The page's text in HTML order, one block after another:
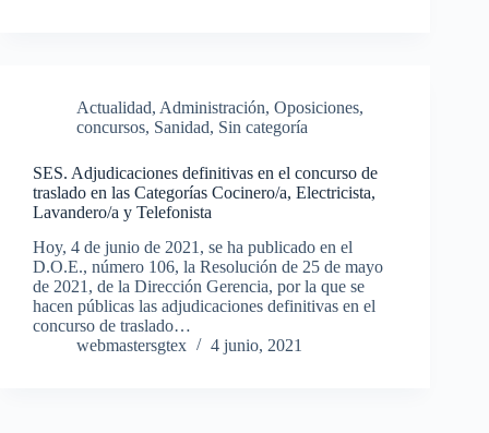
Actualidad, Administración, Oposiciones,
concursos, Sanidad, Sin categoría
SES. Adjudicaciones definitivas en el concurso de
traslado en las Categorías Cocinero/a, Electricista,
Lavandero/a y Telefonista
Hoy, 4 de junio de 2021, se ha publicado en el
D.O.E., número 106, la Resolución de 25 de mayo
de 2021, de la Dirección Gerencia, por la que se
hacen públicas las adjudicaciones definitivas en el
concurso de traslado…
webmastersgtex
4 junio, 2021